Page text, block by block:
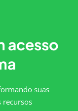
acesso
suas
recursos